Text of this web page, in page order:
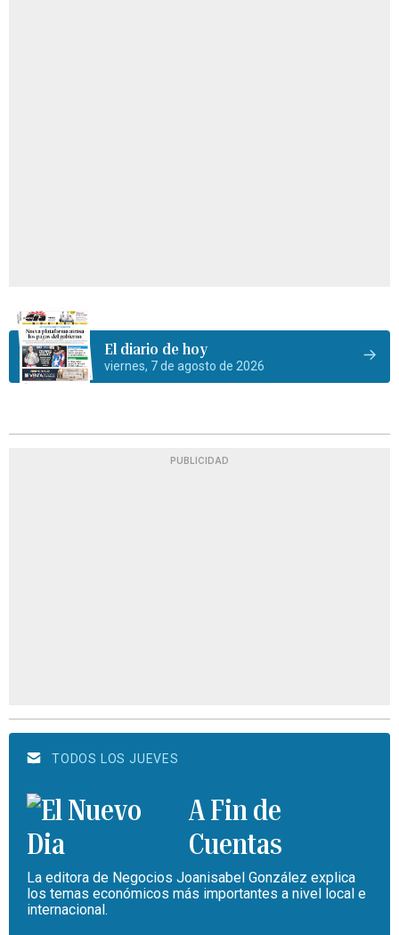
El diario de hoy
viernes, 7 de agosto de 2026
PUBLICIDAD
TODOS LOS JUEVES
A Fin de
Cuentas
La editora de Negocios Joanisabel González explica
los temas económicos más importantes a nivel local e
internacional.